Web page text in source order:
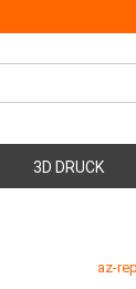
3D DRUCK
az-